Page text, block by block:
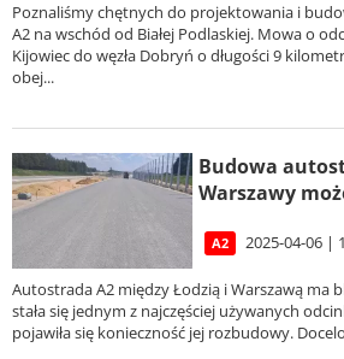
Poznaliśmy chętnych do projektowania i
A2 na wschód od Białej Podlaskiej. Mowa o
Kijowiec do węzła Dobryń o długości 9
obej...
Budowa
Warszawy
A2 2025-04-06 |
Autostrada A2 między Łodzią i Warszawą ma
stała się jednym z najczęściej używanych
pojawiła się konieczność jej rozbudowy.